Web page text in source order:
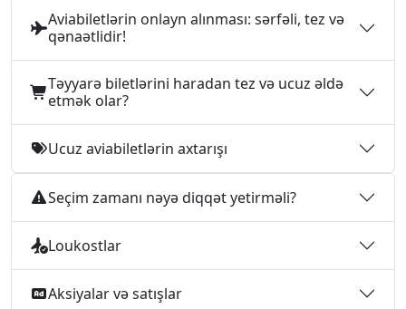
Aviabiletlərin onlayn alınması: sərfəli, tez və
qənaətlidir!
Təyyarə biletlərini haradan tez və ucuz əldə
etmək olar?
Ucuz aviabiletlərin axtarışı
Seçim zamanı nəyə diqqət yetirməli?
Loukostlar
Aksiyalar və satışlar